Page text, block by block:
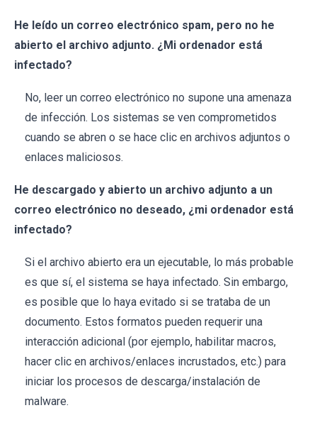
He leído un correo electrónico spam, pero no he
abierto el archivo adjunto. ¿Mi ordenador está
infectado?
No, leer un correo electrónico no supone una amenaza
de infección. Los sistemas se ven comprometidos
cuando se abren o se hace clic en archivos adjuntos o
enlaces maliciosos.
He descargado y abierto un archivo adjunto a un
correo electrónico no deseado, ¿mi ordenador está
infectado?
Si el archivo abierto era un ejecutable, lo más probable
es que sí, el sistema se haya infectado. Sin embargo,
es posible que lo haya evitado si se trataba de un
documento. Estos formatos pueden requerir una
interacción adicional (por ejemplo, habilitar macros,
hacer clic en archivos/enlaces incrustados, etc.) para
iniciar los procesos de descarga/instalación de
malware.